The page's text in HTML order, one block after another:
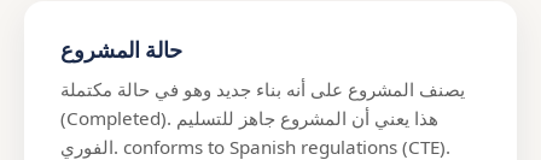
حالة المشروع
يصنف المشروع على أنه بناء جديد وهو في حالة مكتملة
(Completed). هذا يعني أن المشروع جاهز للتسليم
الفوري. conforms to Spanish regulations (CTE).